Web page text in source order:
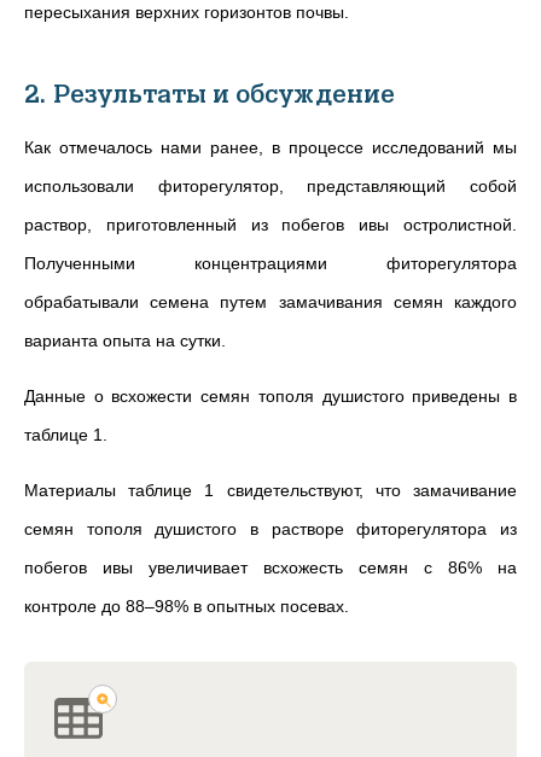
пересыхания верхних горизонтов почвы.
2. Результаты и обсуждение
Как отмечалось нами ранее, в процессе исследований мы
использовали фиторегулятор, представляющий собой
раствор, приготовленный из побегов ивы остролистной.
Полученными концентрациями фиторегулятора
обрабатывали семена путем замачивания семян каждого
варианта опыта на сутки.
Данные о всхожести семян тополя душистого приведены в
таблице 1.
Материалы таблице 1 свидетельствуют, что замачивание
семян тополя душистого в растворе фиторегулятора из
побегов ивы увеличивает всхожесть семян с 86% на
контроле до 88–98% в опытных посевах.